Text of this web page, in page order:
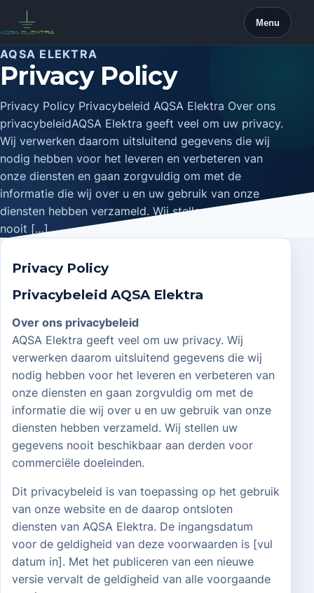
content
Menu
AQSA ELEKTRA
Privacy Policy
Privacy Policy Privacybeleid AQSA Elektra Over ons
privacybeleidAQSA Elektra geeft veel om uw privacy.
Wij verwerken daarom uitsluitend gegevens die wij
nodig hebben voor het leveren en verbeteren van
onze diensten en gaan zorgvuldig om met de
informatie die wij over u en uw gebruik van onze
diensten hebben verzameld. Wij stellen uw gegevens
nooit […]
Privacy Policy
Privacybeleid AQSA Elektra
Over ons privacybeleid
AQSA Elektra geeft veel om uw privacy. Wij
verwerken daarom uitsluitend gegevens die wij
nodig hebben voor het leveren en verbeteren van
onze diensten en gaan zorgvuldig om met de
informatie die wij over u en uw gebruik van onze
diensten hebben verzameld. Wij stellen uw
gegevens nooit beschikbaar aan derden voor
commerciële doeleinden.
Dit privacybeleid is van toepassing op het gebruik
van onze website en de daarop ontsloten
diensten van AQSA Elektra. De ingangsdatum
voor de geldigheid van deze voorwaarden is [vul
datum in]. Met het publiceren van een nieuwe
versie vervalt de geldigheid van alle voorgaande